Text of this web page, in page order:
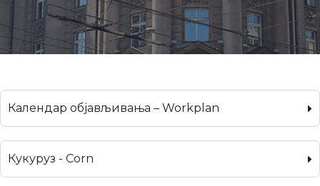
Календар објављивања – Workplan
Кукуруз - Corn